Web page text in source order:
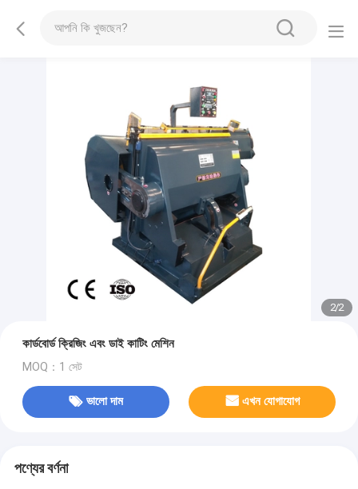
2/2
কার্ডবোর্ড ক্রিজিং এবং ডাই কাটিং মেশিন
MOQ：1 সেট
ভালো দাম এখন যোগাযোগ
পণ্যের বর্ণনা